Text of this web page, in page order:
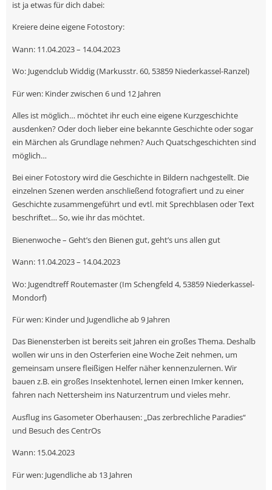
ist ja etwas für dich dabei:
Kreiere deine eigene Fotostory:
Wann: 11.04.2023 – 14.04.2023
Wo: Jugendclub Widdig (Markusstr. 60, 53859 Niederkassel-Ranzel)
Für wen: Kinder zwischen 6 und 12 Jahren
Alles ist möglich… möchtet ihr euch eine eigene Kurzgeschichte
ausdenken? Oder doch lieber eine bekannte Geschichte oder sogar
ein Märchen als Grundlage nehmen? Auch Quatschgeschichten sind
möglich…
Bei einer Fotostory wird die Geschichte in Bildern nachgestellt. Die
einzelnen Szenen werden anschließend fotografiert und zu einer
Geschichte zusammengeführt und evtl. mit Sprechblasen oder Text
beschriftet… So, wie ihr das möchtet.
Bienenwoche – Geht’s den Bienen gut, geht’s uns allen gut
Wann: 11.04.2023 – 14.04.2023
Wo: Jugendtreff Routemaster (Im Schengfeld 4, 53859 Niederkassel-
Mondorf)
Für wen: Kinder und Jugendliche ab 9 Jahren
Das Bienensterben ist bereits seit Jahren ein großes Thema. Deshalb
wollen wir uns in den Osterferien eine Woche Zeit nehmen, um
gemeinsam unsere fleißigen Helfer näher kennenzulernen. Wir
bauen z.B. ein großes Insektenhotel, lernen einen Imker kennen,
fahren nach Nettersheim ins Naturzentrum und vieles mehr.
Ausflug ins Gasometer Oberhausen: „Das zerbrechliche Paradies“
und Besuch des CentrOs
Wann: 15.04.2023
Für wen: Jugendliche ab 13 Jahren